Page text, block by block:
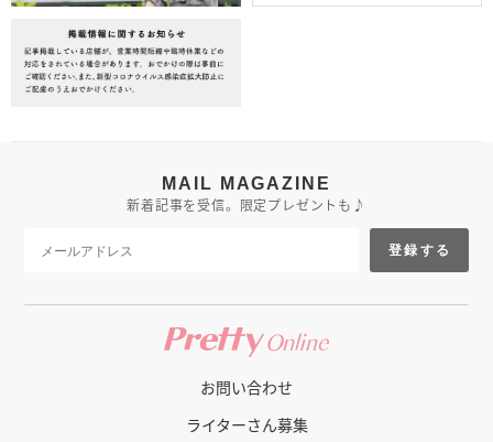
MAIL MAGAZINE
新着記事を受信。限定プレゼントも♪
登録する
お問い合わせ
ライターさん募集